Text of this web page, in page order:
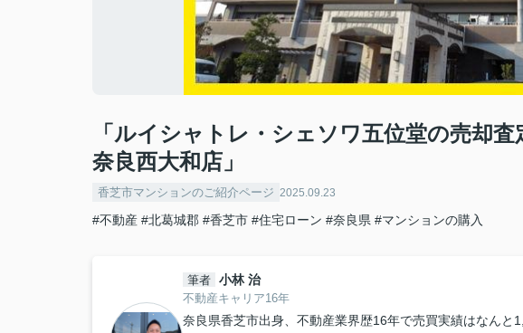
「ルイシャトレ・シェソワ五位堂の売却
奈良西大和店」
香芝市マンションのご紹介ページ 2025.09.23
#不動産 #北葛城郡 #香芝市 #住宅ローン #奈良県 #マンションの購入
筆者 小林 治
不動産キャリア16年
奈良県香芝市出身、不動産業界歴16年で売買実績はなんと